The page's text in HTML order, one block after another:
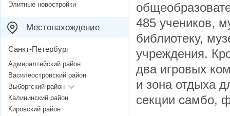
485 учеников,
библиотеку,
учреждения.
два игровых
и зона отдыха
секции самбо,
Элитные новостройки
Местонахождение
Санкт-Петербург
Адмиралтейский район
Василеостровский район
Выборгский район
Калининский район
Кировский район